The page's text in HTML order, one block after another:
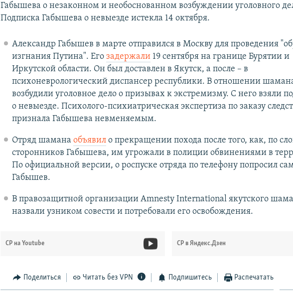
Габышева о незаконном и необоснованном возбуждении уголовного
Подписка Габышева о невыезде истекла 14 октября.
Александр Габышев в марте отправился в Москву для проведения
изгнания Путина". Его задержали19 сентября на границе Бурятии и
Иркутской области. Он был доставлен в Якутск, а после – в
психоневрологический диспансер республики. В отношении
возбудили уголовное дело о призывах к экстремизму. С него взяли
о невыезде. Психолого-психиатрическая экспертиза по заказу
признала Габышева невменяемым.
Отряд шамана объявило прекращении похода после того, как, по
сторонников Габышева, им угрожали в полиции обвинениями в
По официальной версии, о роспуске отряда по телефону попросил
Габышев.
В правозащитной организации Amnesty International якутского
назвали узником совести и потребовали его освобождения.
СР на Youtube СР в Яндекс.Дзен
Поделиться Читать без VPN Подпишитесь Распечатать